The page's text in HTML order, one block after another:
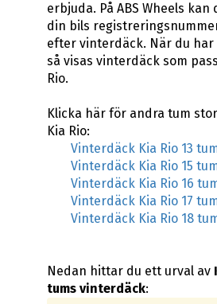
erbjuda. På ABS Wheels kan
din bils
efter vinterdäck. När du
så visas vinterdäck som
Rio.
Klicka här för andra tum
Kia Rio:
Vinterdäck Kia Rio 13
Vinterdäck Kia Rio 15
Vinterdäck Kia Rio 16
Vinterdäck Kia Rio 17
Vinterdäck Kia Rio 18
Nedan hittar du ett urval av
tums vinterdäck: